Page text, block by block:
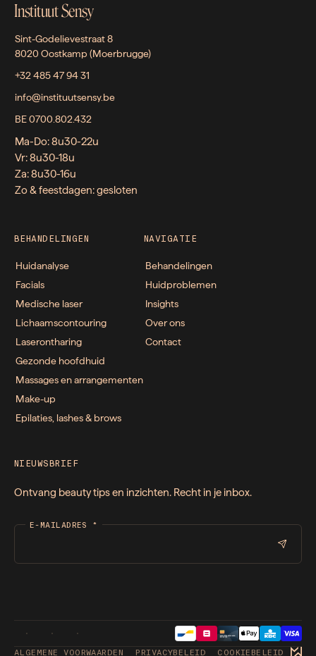
Instituut Sensy
Sint-Godelievestraat 8
8020 Oostkamp (Moerbrugge)
+32 485 47 94 31
info@instituutsensy.be
BE 0700.802.432
Ma-Do: 8u30-22u
Vr: 8u30-18u
Za: 8u30-16u
Zo & feestdagen: gesloten
BEHANDELINGEN
Huidanalyse
Facials
Medische laser
Lichaamscontouring
Laserontharing
Gezonde hoofdhuid
Massages en arrangementen
Make-up
Epilaties, lashes & brows
NAVIGATIE
Behandelingen
Huidproblemen
Insights
Over ons
Contact
NIEUWSBRIEF
Ontvang beauty tips en inzichten. Recht in je inbox.
E-MAILADRES *
ALGEMENE VOORWAARDEN PRIVACYBELEID COOKIEBELEID